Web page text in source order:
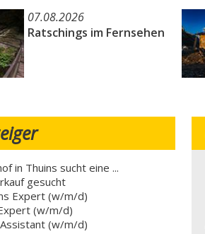
07.08.2026
Ratschings im Fernsehen
in Thuins sucht eine ...
gesucht
Expert (w/m/d)
(w/m/d)
(w/m/d)